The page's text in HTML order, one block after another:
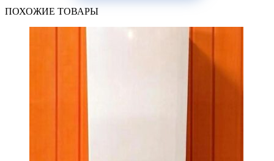
ПОХОЖИЕ ТОВАРЫ